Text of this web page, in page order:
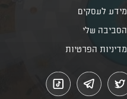
מידע לעסקים
הסביבה שלי
מדיניות הפרטיות